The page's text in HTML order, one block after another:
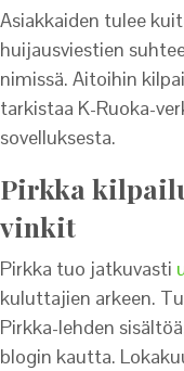
Asiakkaiden tulee
huijausviestien
nimissä. Aitoihin
tarkistaa K-Ruoka-
sovelluksesta.
Pirkka
vinkit
Pirkka tuo jatkuvasti
kuluttajien arkeen.
Pirkka-lehden
blogin kautta.